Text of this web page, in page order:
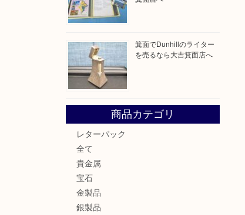
箕面でDunhillのライター
を売るなら大吉箕面店へ
商品カテゴリ
レターパック
全て
貴金属
宝石
金製品
銀製品